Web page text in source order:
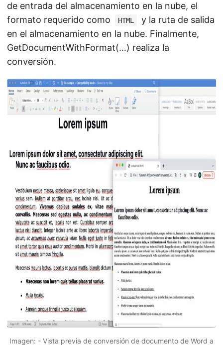
de entrada del almacenamiento en la nube, el
formato requerido como
HTML
y la ruta de salida
en el almacenamiento en la nube. Finalmente,
GetDocumentWithFormat(…) realiza la
conversión.
Imagen: - Vista previa de conversión de documento de Word a